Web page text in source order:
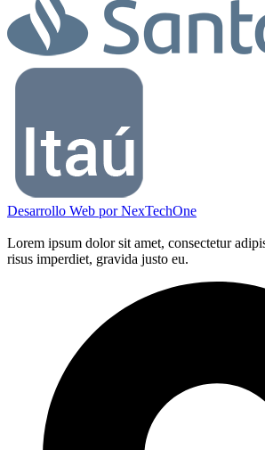
Desarrollo Web porNexTechOne
Lorem ipsum dolor sit amet, consectetur
risus imperdiet, gravida justo eu.